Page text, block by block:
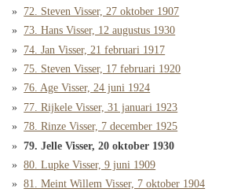
72. Steven Visser, 27 oktober 1907
73. Hans Visser, 12 augustus 1930
74. Jan Visser, 21 februari 1917
75. Steven Visser, 17 februari 1920
76. Age Visser, 24 juni 1924
77. Rijkele Visser, 31 januari 1923
78. Rinze Visser, 7 december 1925
79. Jelle Visser, 20 oktober 1930
80. Lupke Visser, 9 juni 1909
81. Meint Willem Visser, 7 oktober 1904